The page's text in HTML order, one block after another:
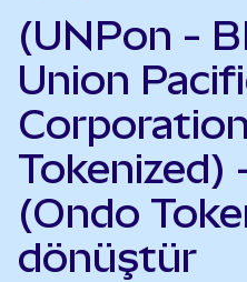
(UNPon -
Union
Tokenized)
(Ondo
dönüştür